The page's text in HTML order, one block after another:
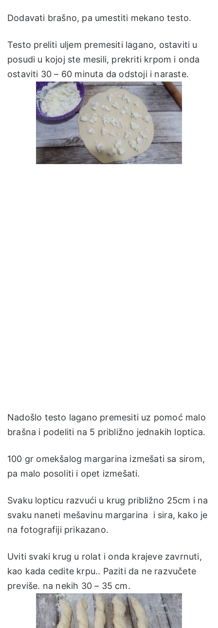
Dodavati brašno, pa umestiti mekano testo.
Testo preliti uljem premesiti lagano, ostaviti u
posudi u kojoj ste mesili, prekriti krpom i onda
ostaviti 30 – 60 minuta da odstoji i naraste.
Nadošlo testo lagano premesiti uz pomoć malo
brašna i podeliti na 5 približno jednakih loptica.
100 gr omekšalog margarina izmešati sa sirom,
pa malo posoliti i opet izmešati.
Svaku lopticu razvući u krug približno 25cm i na
svaku naneti mešavinu margarina i sira, kako je
na fotografiji prikazano.
Uviti svaki krug u rolat i onda krajeve zavrnuti,
kao kada cedite krpu.. Paziti da ne razvučete
previše. na nekih 30 – 35 cm.